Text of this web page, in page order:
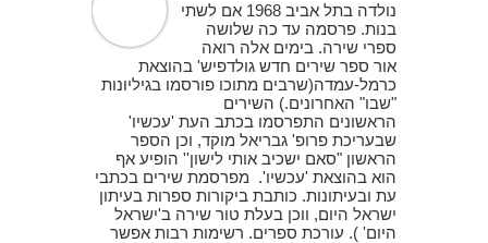
נולדה בתל אביב 1968 אם לשתי
בנות. פרסמה עד כה שלושה
ספרי שירה. בימים אלה רואה
אור ספר שירים חדש גולדפיש' בהוצאת
כרמל-עמדה(שרבים מתוכו פורסמו בגיליונות
"שבו" האחרונים.) השירים
הראשונים התפרסמו בכתב העת 'עכשיו'
שבעריכת פרופ' גבריאל מוקד, וכן הספר
הראשון "סאם ישכיב אותי לישון'' הופיע אף
הוא בהוצאת 'עכשיו'. מפרסמת שירים בכתבי
עת ובעיתונות. כותבת ביקורות ספרות בעיתון
ישראל היום, ווכן בעלת טור שירה ב'ישראל
היום' ). עורכת ספרים. רשימות רבות אפשר